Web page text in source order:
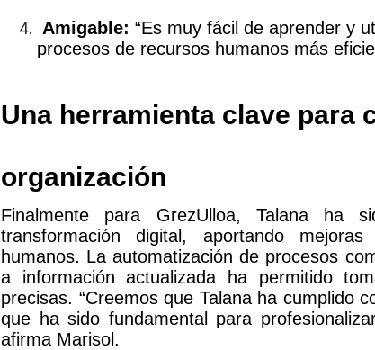
Amigable: “Es muy fácil de aprender y
procesos de recursos humanos más
Una herramienta clave para
organización
Finalmente para GrezUlloa, Talana ha
transformación digital, aportando
humanos. La automatización de procesos
a información actualizada ha permitido
precisas. “Creemos que Talana ha cumplido
que ha sido fundamental para
afirma Marisol.